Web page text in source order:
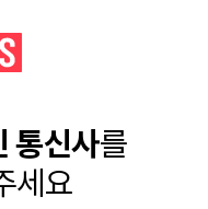
통신사를
세요